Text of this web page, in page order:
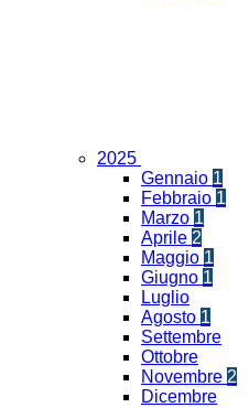
2025
Gennaio 1
Febbraio 1
Marzo 1
Aprile 2
Maggio 1
Giugno 1
Luglio
Agosto 1
Settembre
Ottobre
Novembre 2
Dicembre